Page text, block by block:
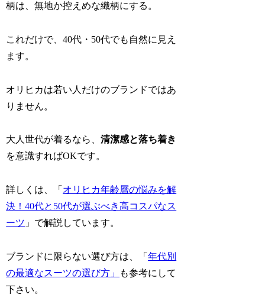
柄は、無地か控えめな織柄にする。
これだけで、40代・50代でも自然に見え
ます。
オリヒカは若い人だけのブランドではあ
りません。
大人世代が着るなら、清潔感と落ち着き
を意識すればOKです。
詳しくは、「 オリヒカ年齢層の悩みを解
決！40代と50代が選ぶべき高コスパなス
ーツ 」で解説しています。
ブランドに限らない選び方は、「年代別
の最適なスーツの選び方」
も参考にして
下さい。